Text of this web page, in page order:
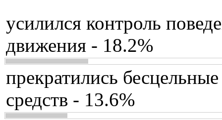
усилился контроль
движения - 18.2%
прекратились
средств - 13.6%